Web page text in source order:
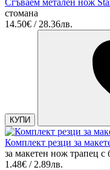
Сгъваем метален нож
стомана
14.50€ / 28.36лв.
КУПИ
Комплект резци за
за макетен нож трапец
1.48€ / 2.89лв.